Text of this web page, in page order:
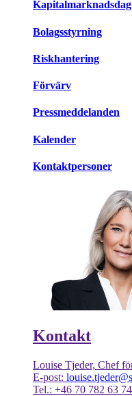
Kapitalmarknadsdag
Bolagsstyrning
Riskhantering
Förvärv
Pressmeddelanden
Kalender
Kontaktpersoner
Kontakt
Louise Tjeder, Chef
E-post:
Tel.: +46 70 782 63 74